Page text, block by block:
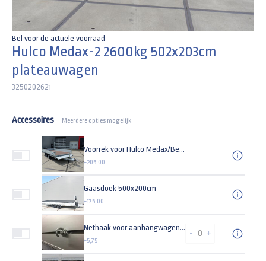
Bel voor de actuele voorraad
Hulco Medax-2 2600kg 502x203cm
plateauwagen
3250202621
Accessoires Meerdere opties mogelijk
Voorrek voor Hulco Medax/Benax 203cm (breedte) plateauwagen / kipper
+205,00
Gaasdoek 500x200cm
+175,00
Nethaak voor aanhangwagens met sleuven
+5,75
- +